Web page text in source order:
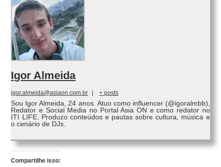
Igor Almeida
igor.almeida@asiaon.com.br | + posts
Sou Igor Almeida, 24 anos. Atuo como influencer (@igoralmbb),
Redator e Social Media no Portal Asia ON e como redator no
ITI LIFE. Produzo conteúdos e pautas sobre cultura, música e
o cenário de DJs.
Compartilhe isso: